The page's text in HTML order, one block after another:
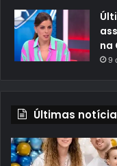
na
9
Últimas